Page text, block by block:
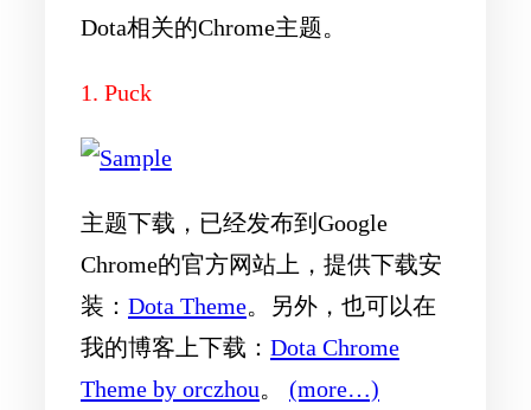
Dota相关的Chrome主题。
1. Puck
主题下载，已经发布到Google
Chrome的官方网站上，提供下载安
装： Dota Theme。另外，也可以在
我的博客上下载： Dota Chrome
Theme by orczhou。 (more…)